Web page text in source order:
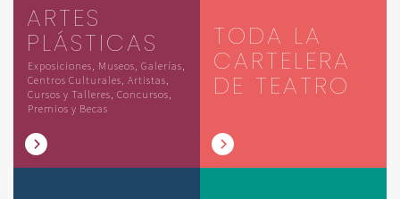
ARTES
PLÁSTICAS
Exposiciones, Museos, Galerías,
Centros Culturales, Artistas,
Cursos y Talleres, Concursos,
Premios y Becas
TODA LA
CARTELERA
DE TEATRO